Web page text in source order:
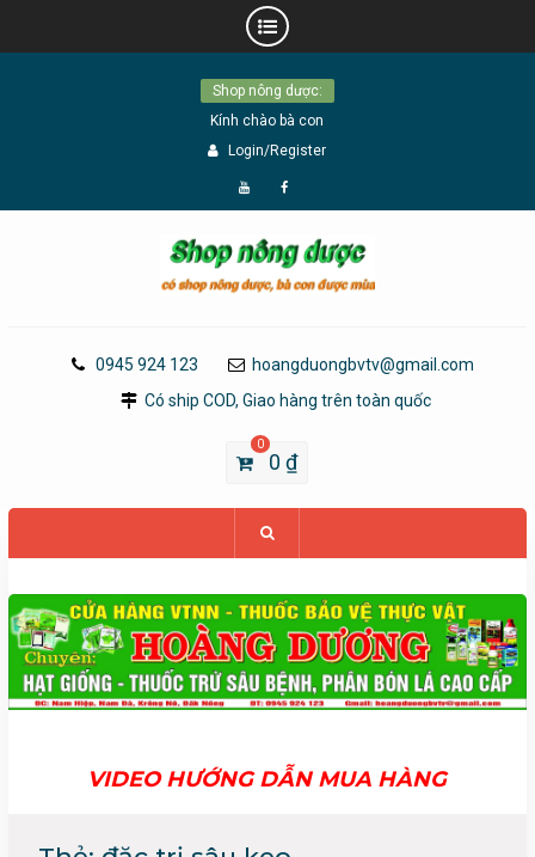
Shop nông dược:
Kính chào bà con
Login/Register
Đăng
YouTube
Page
0945 924 123
hoangduongbvtv@gmail.com
Có ship COD, Giao hàng trên toàn quốc
0
0₫
VIDEO HƯỚNG DẪN MUA HÀNG